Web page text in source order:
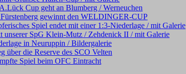
Cup geht an Blumberg / Werneuchen
gewinnt den WELDINGER-CUP
Spiel endet mit einer 1:3-Niederlage / mit Galerie
unserer SpG Klein-Mutz / Zehdenick II / mit Galerie
in Neuruppin / Bildergalerie
über die Reserve des SCO Velten
Spiel beim OFC Eintracht